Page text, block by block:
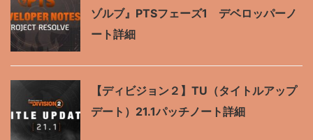
ゾルブ』PTSフェーズ1 デベロッパーノ
ート詳細
【ディビジョン２】TU（タイトルアップ
デート）21.1パッチノート詳細